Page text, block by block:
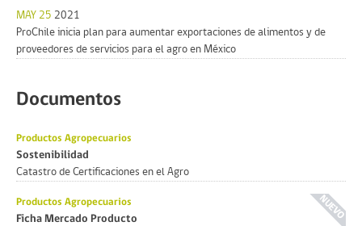
MAY 25 2021
ProChile inicia plan para aumentar exportaciones de alimentos y de
proveedores de servicios para el agro en México
Documentos
Productos Agropecuarios
Sostenibilidad
Catastro de Certificaciones en el Agro
Productos Agropecuarios
Ficha Mercado Producto